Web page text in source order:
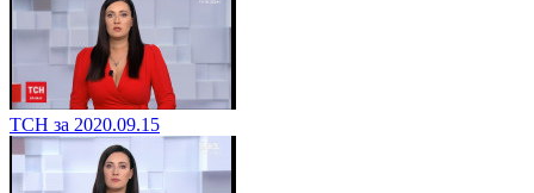
ТСН за 2020.09.15